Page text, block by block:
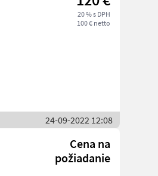
20 % s DPH
100 € netto
24-09-2022 12:08
Cena na
požiadanie